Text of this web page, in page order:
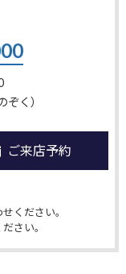
く）
ご来店予約
ください。
さい。